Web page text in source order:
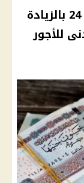
صرف مرتبات يوليو 2026 يبدأ يوم 24 بالزيادة
للأجور